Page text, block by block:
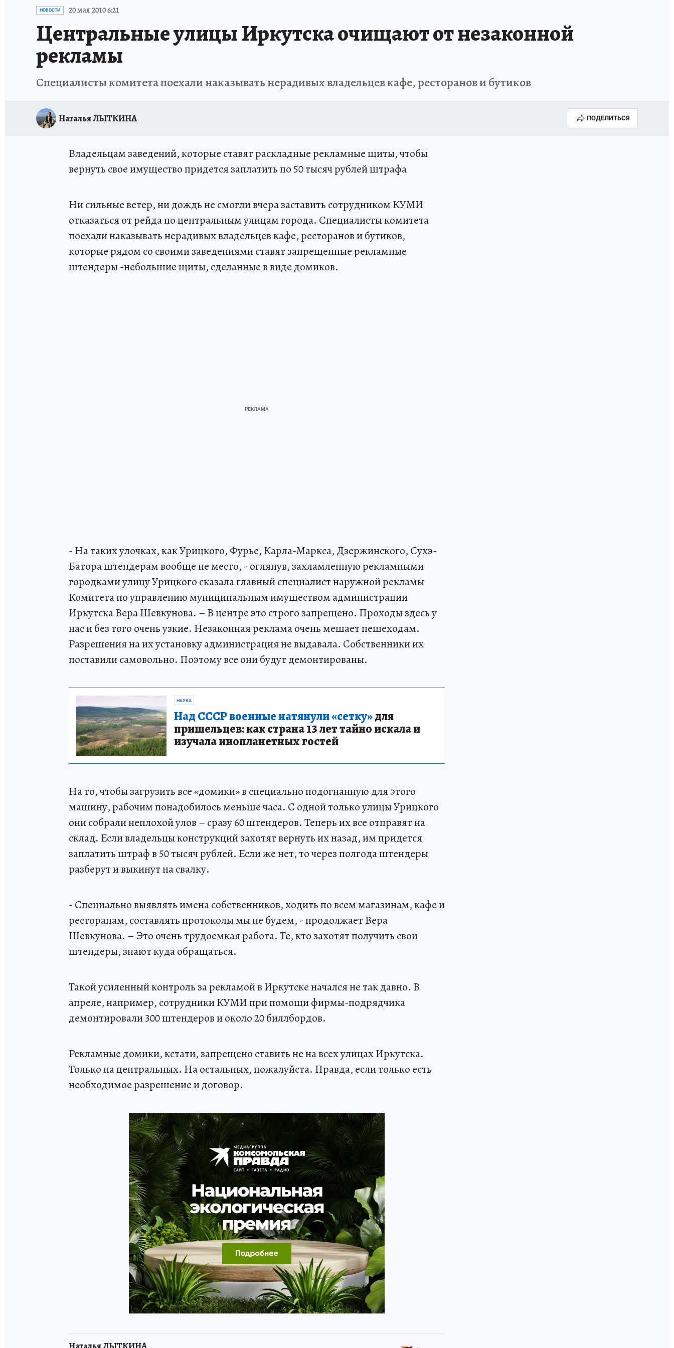
ПРОИСШЕСТВИЯ
НОВОСТИ 20 мая 2010 6:21
Центральные улицы Иркутска очищают от незаконной
рекламы
Специалисты комитета поехали наказывать нерадивых владельцев кафе, ресторанов и бутиков
Наталья ЛЫТКИНА ПОДЕЛИТЬСЯ
Владельцам заведений, которые ставят раскладные рекламные щиты, чтобы
вернуть свое имущество придется заплатить по 50 тысяч рублей штрафа
Ни сильные ветер, ни дождь не смогли вчера заставить сотрудником КУМИ
отказаться от рейда по центральным улицам города. Специалисты комитета
поехали наказывать нерадивых владельцев кафе, ресторанов и бутиков,
которые рядом со своими заведениями ставят запрещенные рекламные
штендеры -небольшие щиты, сделанные в виде домиков.
- На таких улочках, как Урицкого, Фурье, Карла-Маркса, Дзержинского, Сухэ-
Батора штендерам вообще не место, - оглянув, захламленную рекламными
городками улицу Урицкого сказала главный специалист наружной рекламы
Комитета по управлению муниципальным имуществом администрации
Иркутска Вера Шевкунова. – В центре это строго запрещено. Проходы здесь у
нас и без того очень узкие. Незаконная реклама очень мешает пешеходам.
Разрешения на их установку администрация не выдавала. Собственники их
поставили самовольно. Поэтому все они будут демонтированы.
НАУКА
Над СССР военные натянули «сетку»для
пришельцев: как страна 13 лет тайно искала и
изучала инопланетных гостей
На то, чтобы загрузить все «домики» в специально подогнанную для этого
машину, рабочим понадобилось меньше часа. С одной только улицы Урицкого
они собрали неплохой улов – сразу 60 штендеров. Теперь их все отправят на
склад. Если владельцы конструкций захотят вернуть их назад, им придется
заплатить штраф в 50 тысяч рублей. Если же нет, то через полгода штендеры
разберут и выкинут на свалку.
- Специально выявлять имена собственников, ходить по всем магазинам, кафе и
ресторанам, составлять протоколы мы не будем, - продолжает Вера
Шевкунова. – Это очень трудоемкая работа. Те, кто захотят получить свои
штендеры, знают куда обращаться.
Такой усиленный контроль за рекламой в Иркутске начался не так давно. В
апреле, например, сотрудники КУМИ при помощи фирмы-подрядчика
демонтировали 300 штендеров и около 20 биллбордов.
Рекламные домики, кстати, запрещено ставить не на всех улицах Иркутска.
Только на центральных. На остальных, пожалуйста. Правда, если только есть
необходимое разрешение и договор.